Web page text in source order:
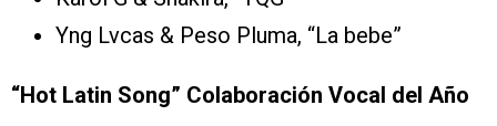
Yng Lvcas & Peso Pluma, “La bebe”
“Hot Latin Song” Colaboración Vocal del Año